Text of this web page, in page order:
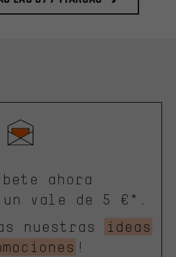
ahora
vale de 5 €*.
nuestras
ideas
!